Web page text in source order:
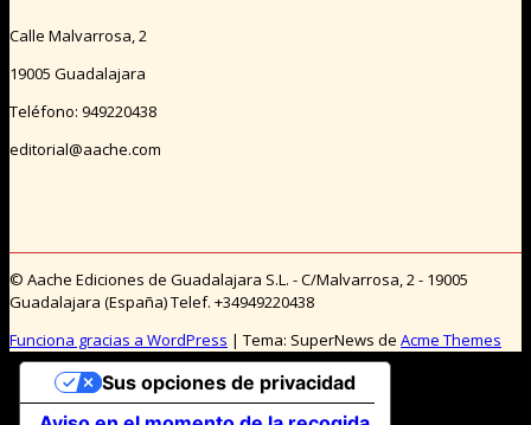
Calle Malvarrosa, 2
19005 Guadalajara
Teléfono: 949220438
editorial@aache.com
© Aache Ediciones de Guadalajara S.L. - C/Malvarrosa, 2 - 19005
Guadalajara (España) Telef. +34949220438
Funciona gracias a WordPress | Tema: SuperNews de Acme Themes
Sus opciones de privacidad